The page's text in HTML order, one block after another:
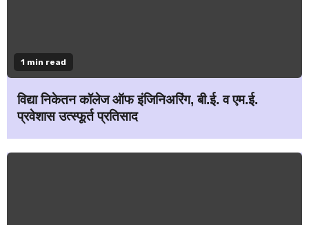
1 min read
विद्या निकेतन कॉलेज ऑफ इंजिनिअरिंग, बी.ई. व एम.ई.
प्रवेशास उत्स्फूर्त प्रतिसाद